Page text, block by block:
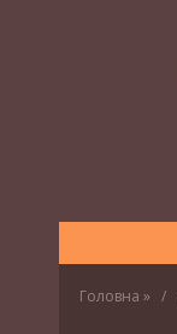
Головна »